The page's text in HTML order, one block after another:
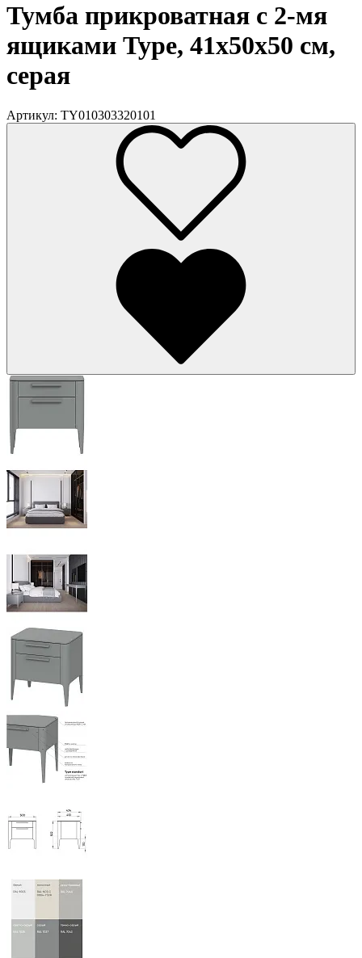
Тумба прикроватная с 2-мя
ящиками Type, 41х50х50 см,
серая
Артикул: TY010303320101